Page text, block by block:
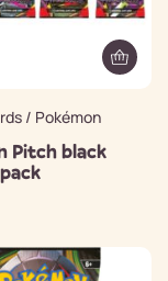
/ Pokémon
Pitch black